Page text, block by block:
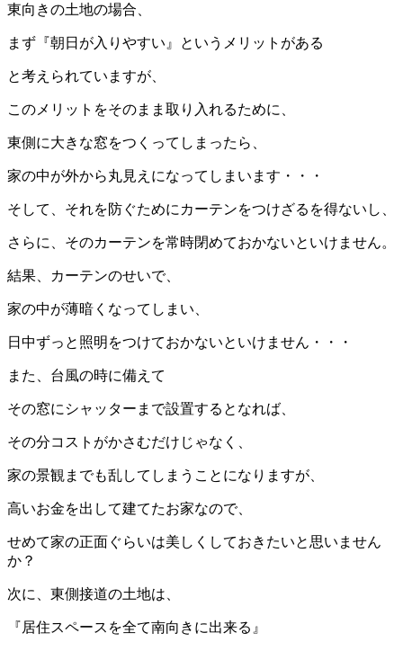
東向きの土地の場合、
まず『朝日が入りやすい』というメリットがある
と考えられていますが、
このメリットをそのまま取り入れるために、
東側に大きな窓をつくってしまったら、
家の中が外から丸見えになってしまいます・・・
そして、それを防ぐためにカーテンをつけざるを得ないし、
さらに、そのカーテンを常時閉めておかないといけません。
結果、カーテンのせいで、
家の中が薄暗くなってしまい、
日中ずっと照明をつけておかないといけません・・・
また、台風の時に備えて
その窓にシャッターまで設置するとなれば、
その分コストがかさむだけじゃなく、
家の景観までも乱してしまうことになりますが、
高いお金を出して建てたお家なので、
せめて家の正面ぐらいは美しくしておきたいと思いません
か？
次に、東側接道の土地は、
『居住スペースを全て南向きに出来る』